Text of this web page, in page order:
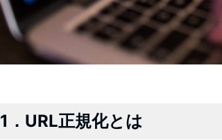
1．URL正規化とは